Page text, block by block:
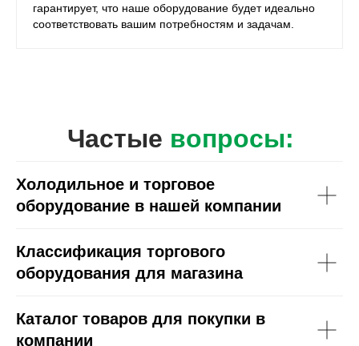
гарантирует, что наше оборудование будет идеально
соответствовать вашим потребностям и задачам.
Частые вопросы:
Холодильное и торговое
оборудование в нашей компании
Классификация торгового
оборудования для магазина
Каталог товаров для покупки в
компании